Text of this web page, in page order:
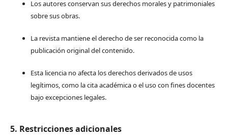
Los autores conservan sus derechos morales y patrimoniales
sobre sus obras.
La revista mantiene el derecho de ser reconocida como la
publicación original del contenido.
Esta licencia no afecta los derechos derivados de usos
legítimos, como la cita académica o el uso con fines docentes
bajo excepciones legales.
5. Restricciones adicionales